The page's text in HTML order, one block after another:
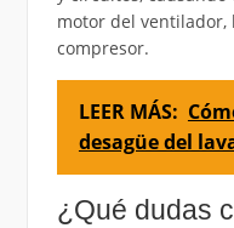
motor del ventilador,
compresor.
LEER MÁS:
desagüe del
¿Qué dudas